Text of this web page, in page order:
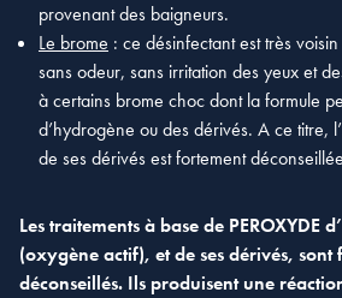
provenant des baigneurs.
Le brome : ce désinfectant est très
sans odeur, sans irritation des yeux et
à certains brome choc dont la formule
d’hydrogène ou des dérivés. A ce titre,
de ses dérivés est fortement
Les traitements à base de PEROXYDE
(oxygène actif), et de ses dérivés, sont
déconseillés. Ils produisent une